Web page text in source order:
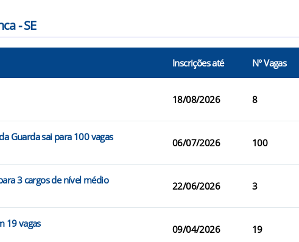
- SE
Inscrições até N° Vagas
18/08/2026 8
Guarda sai para 100 vagas 06/07/2026 100
3 cargos de nível médio 22/06/2026 3
19 vagas 09/04/2026 19